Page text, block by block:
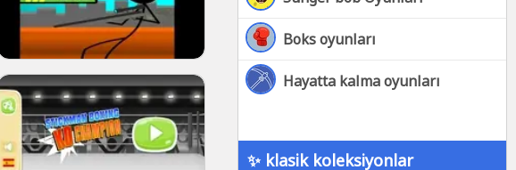
Boks oyunları
Hayatta kalma oyunları
✨ klasik koleksiyonlar